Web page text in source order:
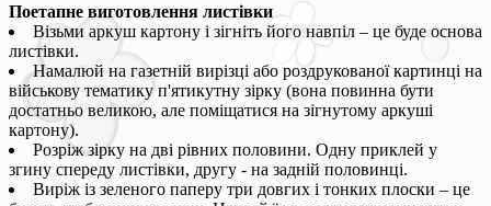
Поетапне виготовлення листівки
Візьми аркуш картону і зігніть його навпіл – це буде основа
листівки.
Намалюй на газетній вирізці або роздрукованої картинці на
військову тематику п'ятикутну зірку (вона повинна бути
достатньо великою, але поміщатися на зігнутому аркуші
картону).
Розріж зірку на дві рівних половини. Одну приклей у
згину спереду листівки, другу - на задній половинці.
Виріж із зеленого паперу три довгих і тонких плоски – це